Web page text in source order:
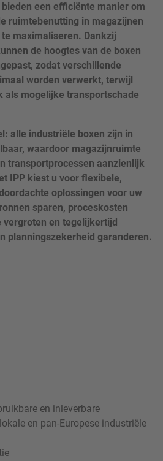
een efficiënte manier om
ruimtebenutting in magazijnen
maximaliseren. Dankzij
de hoogtes van de boxen
zodat verschillende
worden verwerkt, terwijl
als mogelijke transportschade
alle industriële boxen zijn in
waardoor magazijnruimte
transportprocessen aanzienlijk
IPP kiest u voor flexibele,
oplossingen voor uw
sparen, proceskosten
en tegelijkertijd
planningszekerheid garanderen.
en inleverbare
en pan-Europese industriële